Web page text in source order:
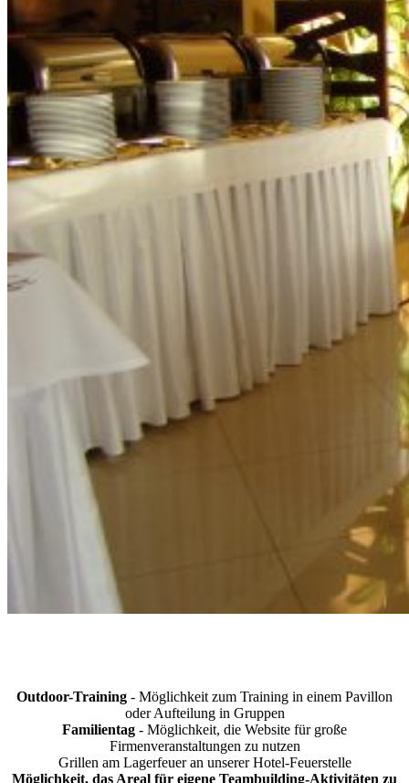
Outdoor-Training - Möglichkeit zum Training in einem Pavillon
oder Aufteilung in Gruppen
Familientag - Möglichkeit, die Website für große
Firmenveranstaltungen zu nutzen
Grillen am Lagerfeuer an unserer Hotel-Feuerstelle
Möglichkeit, das Areal für eigene Teambuilding-Aktivitäten zu